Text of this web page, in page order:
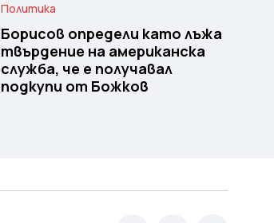
Политика
Борисов определи като лъжа
твърдение на американска
служба, че е получавал
подкупи от Божков